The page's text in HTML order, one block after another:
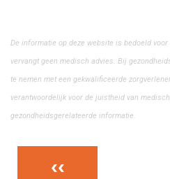
De informatie op deze website is bedoeld
vervangt geen medisch advies. Bij
te nemen met een gekwalificeerde
verantwoordelijk voor de juistheid van
gezondheidsgerelateerde informatie.
‹‹